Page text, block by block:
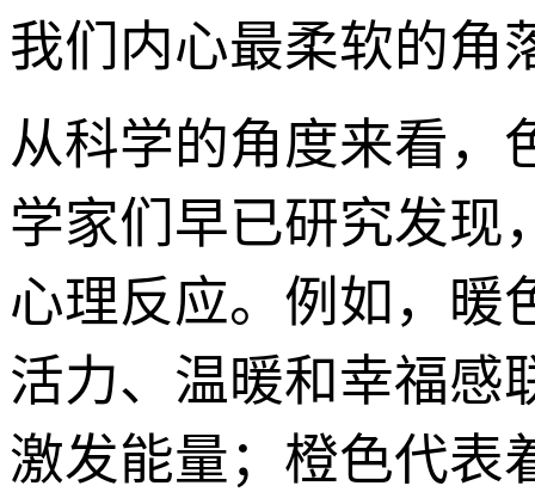
我们内心最柔软的角
从科学的角度来看，
学家们早已研究发现
心理反应。例如，暖
活力、温暖和幸福感
激发能量；橙色代表